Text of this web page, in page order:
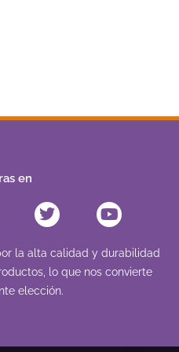
en
Twitter Youtube
la alta calidad y durabilidad
lo que nos convierte
elección.